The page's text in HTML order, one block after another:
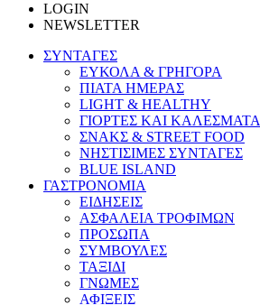
LOGIN
NEWSLETTER
ΣΥΝΤΑΓΕΣ
ΕΥΚΟΛΑ & ΓΡΗΓΟΡΑ
ΠΙΑΤΑ ΗΜΕΡΑΣ
LIGHT & HEALTHY
ΓΙΟΡΤΕΣ ΚΑΙ ΚΑΛΕΣΜΑΤΑ
ΣΝΑΚΣ & STREET FOOD
ΝΗΣΤΙΣΙΜΕΣ ΣΥΝΤΑΓΕΣ
BLUE ISLAND
ΓΑΣΤΡΟΝΟΜΙΑ
ΕΙΔΗΣΕΙΣ
ΑΣΦΑΛΕΙΑ ΤΡΟΦΙΜΩΝ
ΠΡΟΣΩΠΑ
ΣΥΜΒΟΥΛΕΣ
ΤΑΞΙΔΙ
ΓΝΩΜΕΣ
ΑΦΙΞΕΙΣ